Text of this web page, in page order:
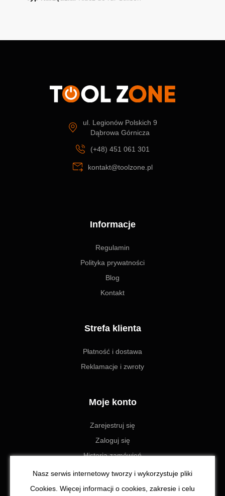
Nasz serwis internetowy tworzy i wykorzystuje pliki
Cookies. Więcej informacji o cookies, zakresie i celu
ul. Legionów Polskich 9
Dąbrowa Górnicza
(+48) 451 061 301
kontakt@toolzone.pl
Informacje
Regulamin
Polityka prywatności
Blog
Kontakt
Strefa klienta
Płatność i dostawa
Reklamacje i zwroty
Moje konto
Zarejestruj się
Zaloguj się
Historia zamówień
Ustawienia